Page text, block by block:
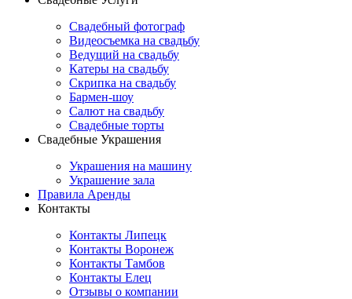
Свадебный фотограф
Видеосъемка на свадьбу
Ведущий на свадьбу
Катеры на свадьбу
Скрипка на свадьбу
Бармен-шоу
Салют на свадьбу
Свадебные торты
Свадебные Украшения
Украшения на машину
Украшение зала
Правила Аренды
Контакты
Контакты Липецк
Контакты Воронеж
Контакты Тамбов
Контакты Елец
Отзывы о компании